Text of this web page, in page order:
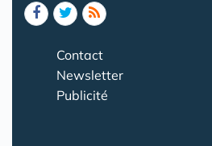
Contact
Newsletter
Publicité